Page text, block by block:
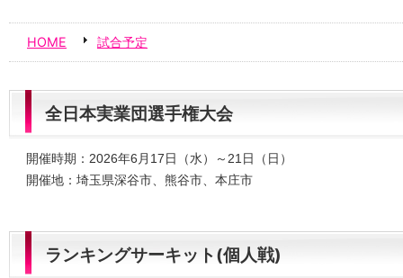
HOME 試合予定
全日本実業団選手権大会
開催時期：2026年6月17日（水）～21日（日）
開催地：埼玉県深谷市、熊谷市、本庄市
ランキングサーキット(個人戦)